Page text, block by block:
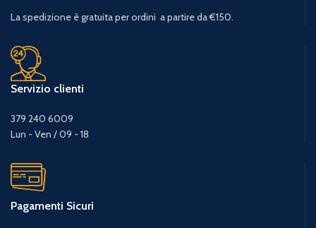
La spedizione è gratuita per ordini a partire da €150.
Servizio clienti
379 240 6009
Lun - Ven / 09 - 18
Pagamenti Sicuri